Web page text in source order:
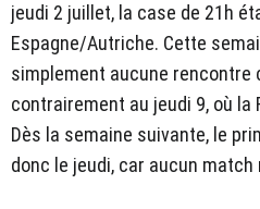
jeudi 2 juillet, la case de 21h
Espagne/Autriche. Cette
simplement aucune rencontre
contrairement au jeudi 9, où
Dès la semaine suivante, le
donc le jeudi, car aucun match